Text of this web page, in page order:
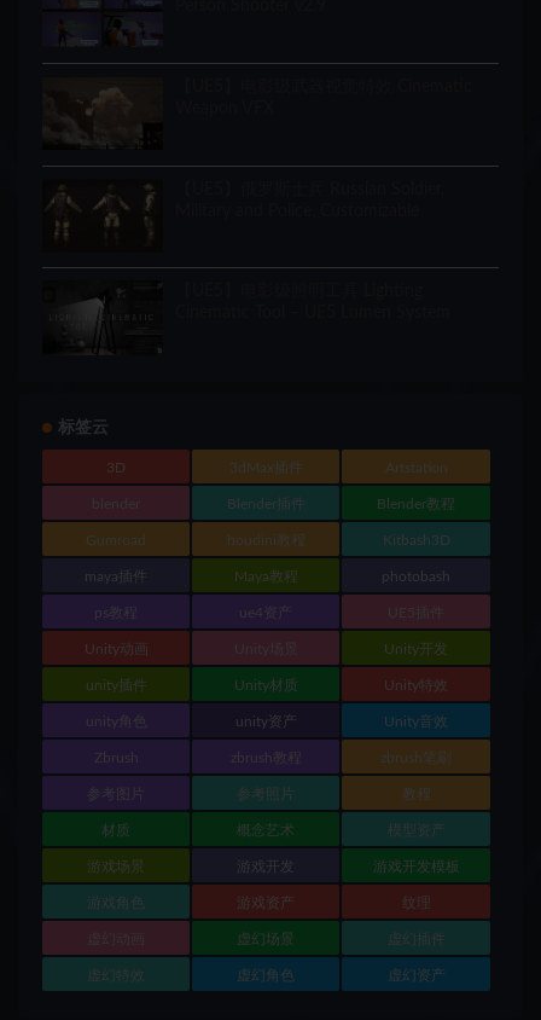
标签云
3D 3dMax插件 Artstation
blender Blender插件 Blender教程
Gumroad houdini教程 Kitbash3D
maya插件 Maya教程 photobash
ps教程 ue4资产 UE5插件
Unity动画 Unity场景 Unity开发
unity插件 Unity材质 Unity特效
unity角色 unity资产 Unity音效
Zbrush zbrush教程 zbrush笔刷
参考图片 参考照片 教程
材质 概念艺术 模型资产
游戏场景 游戏开发 游戏开发模板
游戏角色 游戏资产 纹理
虚幻动画 虚幻场景 虚幻插件
虚幻特效 虚幻角色 虚幻资产